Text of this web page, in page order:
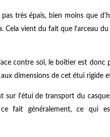
très épais, bien moins que
vient du fait que l'arceau
contre sol, le boîtier est donc
dimensions de cet étui rigide
l'étui de transport du
fait généralement, ce qui